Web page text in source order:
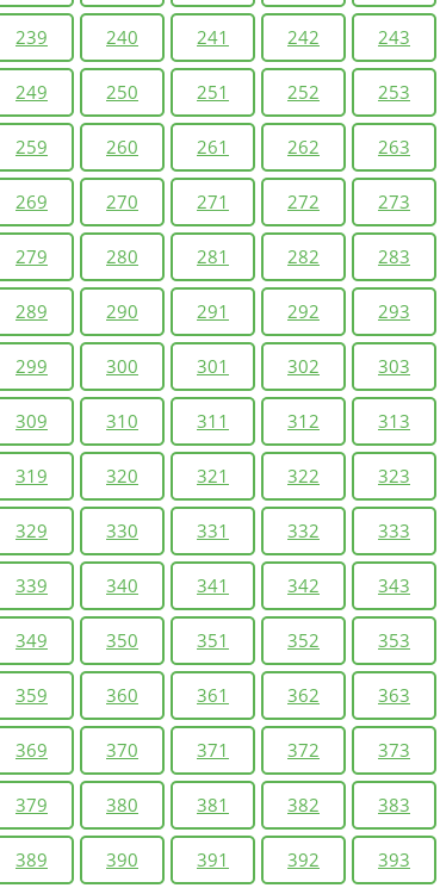
239 240 241 242 243
249 250 251 252 253
259 260 261 262 263
269 270 271 272 273
279 280 281 282 283
289 290 291 292 293
299 300 301 302 303
309 310 311 312 313
319 320 321 322 323
329 330 331 332 333
339 340 341 342 343
349 350 351 352 353
359 360 361 362 363
369 370 371 372 373
379 380 381 382 383
389 390 391 392 393